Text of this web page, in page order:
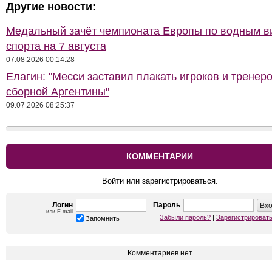
Другие новости:
Медальный зачёт чемпионата Европы по водным
спорта на 7 августа
07.08.2026 00:14:28
Елагин: "Месси заставил плакать игроков и
сборной Аргентины"
09.07.2026 08:25:37
КОММЕНТАРИИ
Войти или зарегистрироваться.
Логин
или E-mail
Пароль
Запомнить Забыли пароль? |
Комментариев нет